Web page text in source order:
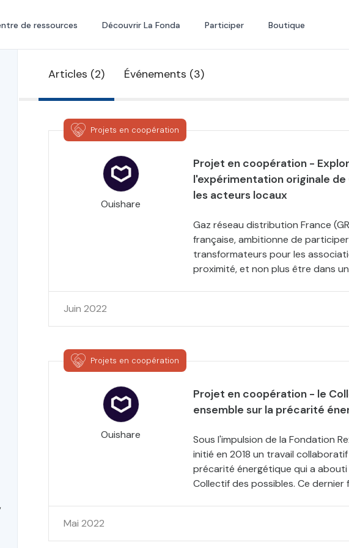
de ressources Découvrir La Fonda Participer Boutique
Articles (2) Événements (3)
Projets en coopération
Ouishare
Projet en coopération -
l'expérimentation originale de
les acteurs locaux
Gaz réseau distribution France
française, ambitionne de
transformateurs pour les
proximité, et non plus être dans
Juin 2022
Projets en coopération
Ouishare
Projet en coopération - le
ensemble sur la précarité
Sous l'impulsion de la Fondation
initié en 2018 un travail
précarité énergétique qui a
Collectif des possibles. Ce
Mai 2022